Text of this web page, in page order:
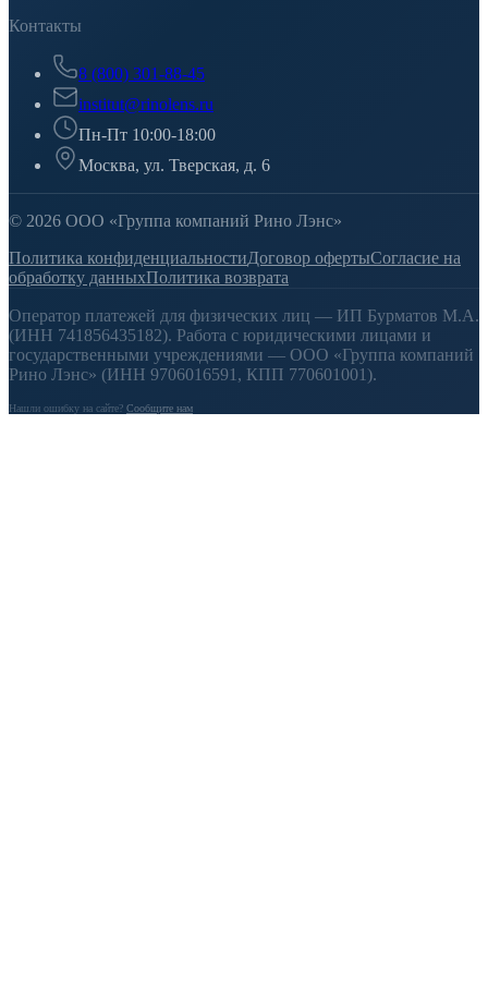
Контакты
8 (800) 301-88-45
institut@rinolens.ru
Пн-Пт 10:00-18:00
Москва, ул. Тверская, д. 6
© 2026 ООО «Группа компаний Рино Лэнс»
Политика конфиденциальностиДоговор офертыСогласие на
обработку данныхПолитика возврата
Оператор платежей для физических лиц — ИП Бурматов М.А.
(ИНН 741856435182). Работа с юридическими лицами и
государственными учреждениями — ООО «Группа компаний
Рино Лэнс» (ИНН 9706016591, КПП 770601001).
Нашли ошибку на сайте? Сообщите нам